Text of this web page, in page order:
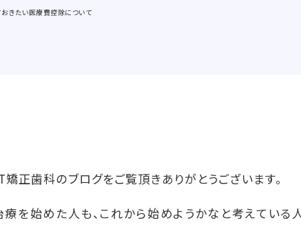
おきたい医療費控除について
正歯科のブログをご覧頂きありがとうございます。
を始めた人も、これから始めようかなと考えている